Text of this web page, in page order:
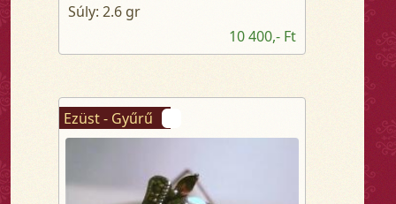
Súly: 2.6 gr
10 400,- Ft
Ezüst - Gyűrű